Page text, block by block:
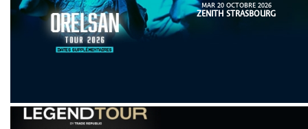
MAR 20 OCTOBRE 2026
ZENITH STRASBOURG